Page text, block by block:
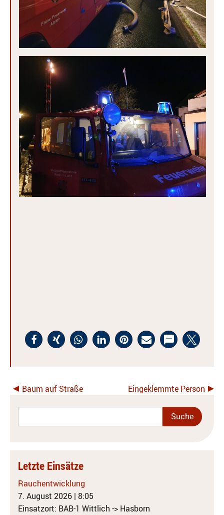
Baum auf Straße Eingeklemmte Person
Letzte Einsätze
Rauchentwicklung
7. August 2026 | 8:05
Einsatzort: BAB-1 Wittlich -> Hasborn